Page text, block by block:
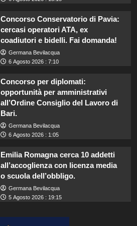
Concorso Conservatorio di Pavia:
cercasi operatori ATA, ex
coadiutori e bidelli. Fai domanda!
Germana Bevilacqua
6 Agosto 2026 : 7:10
Concorso per diplomati:
opportunità per amministrativi
all’Ordine Consiglio del Lavoro di
Bari.
Germana Bevilacqua
6 Agosto 2026 : 1:05
Emilia Romagna cerca 10 addetti
all’accoglienza con licenza media
o scuola dell’obbligo.
Germana Bevilacqua
5 Agosto 2026 : 19:15